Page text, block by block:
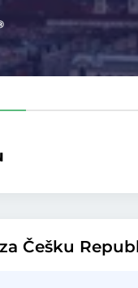
Češku